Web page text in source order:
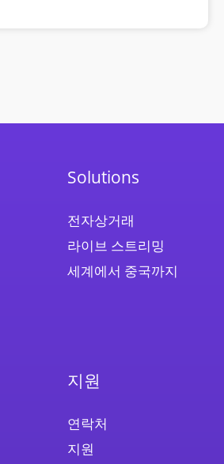
Solutions
전자상거래
라이브 스트리밍
세계에서 중국까지
지원
연락처
지원